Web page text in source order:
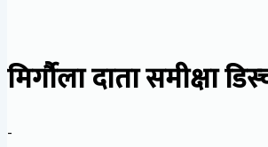
मिर्गौला दाता समीक्षा
-